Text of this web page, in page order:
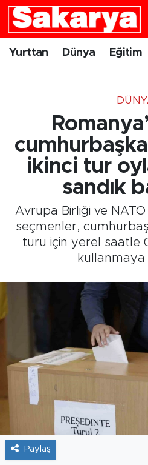
Yurttan Dünya Eğitim
ikinci tur
sandık
Avrupa Birliği ve
seçmenler,
turu için yerel saatle
kullanmaya
Paylaş
Yurttan
Gündem
Eskişehirspor
Sağlık
Kültür Sanat
Resmi İlanlar
Söyleşi
Foto Şaka
Teknoloji
Politika
Eskişehir Nöbetçi
Eskişehir Trafik
Süper Lig Puan
Son Dakika Haberleri
Haber Arşivi